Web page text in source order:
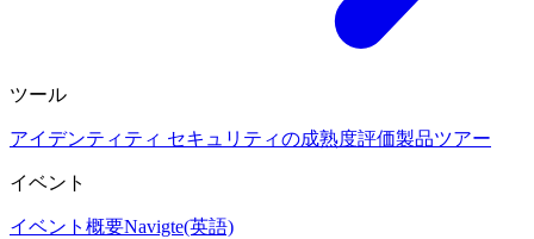
ツール
アイデンティティ セキュリティの成熟度評価製品ツアー
イベント
イベント概要Navigte(英語)